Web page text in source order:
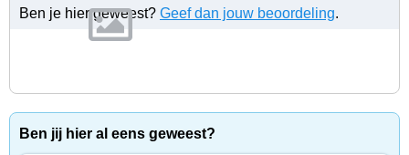
Ben je hier geweest? Geef dan jouw beoordeling.
Ben jij hier al eens geweest?